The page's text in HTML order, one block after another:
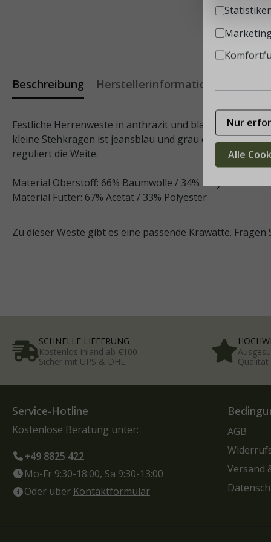
Beschreibung Herstellerinformation
Festliche Herrenweste in anthrazit und blauen Rauten
kleine Stehkragen ist jeansblau und grau eingefasst.
reguliert die Weite.
Material Oberstoff: 66% Baumwolle / 34% Polyester
Material Futter: 67% Acetat / 33% Polyester
Zu dieser Weste gibt es eine passende Krawatte. Fragen
SCHNELLE LIEFERUNG
Kostenlos inland ab €100
Sicher mit UPS & DHL
Service-Hotline
Kostenlose Beratung unter:
+49 8825 422
Mo-Fr 9:30-18:00, Sa 9:30-13:00
Oder über Kontaktformular
AGB
Versand
Nur
Alle